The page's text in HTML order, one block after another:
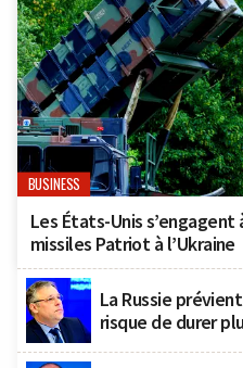
BUSINESS
Les États-Unis
missiles Patriot à l’Ukraine
La Russie
risque de durer